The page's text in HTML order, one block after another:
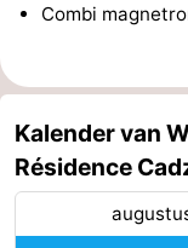
Surfen
Eten
drinken
Zeehonden
Evenementen
Praktisch
Combi
Kalender van
Résidence